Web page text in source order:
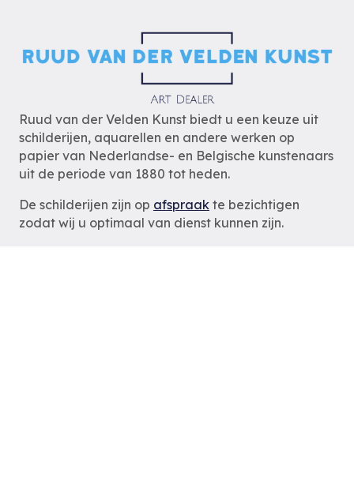
Ruud van der Velden Kunst biedt u een keuze uit
schilderijen, aquarellen en andere werken op
papier van Nederlandse- en Belgische kunstenaars
uit de periode van 1880 tot heden.
De schilderijen zijn op afspraak te bezichtigen
zodat wij u optimaal van dienst kunnen zijn.